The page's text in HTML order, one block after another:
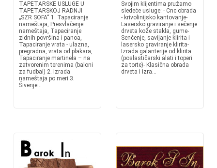
TAPETARSKE USLUGE U
TAPETARSKOJ RADNJI
„SZR SOFA“ 1. Tapaciranje
nameštaja, Presvlačenje
nameštaja, Tapaciranje
zidnih površina i panoa,
Tapaciranje vrata - ulazna,
pregradna, vrata od plakara,
Tapaciranje martinela – na
zatvorenim terenima (baloni
za fudbal) 2. Izrada
nameštaja po meri 3.
Šivenje...
Svojim klijentima pružamo
sledeće usluge: - Cnc obrada
- krivolinijsko kantovanje-
Lasersko graviranje i sečenje
drveta kože stakla, gume-
Senčenje, savijanje klirita i
lasersko graviranje klirita-
Izrada galanterije od klirita
(poslastičarski alati i toperi
za torte)- Klasična obrada
drveta i izra...